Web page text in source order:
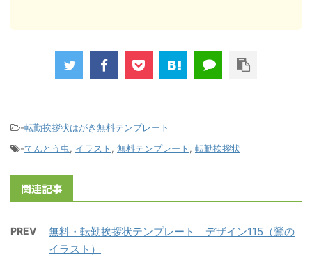
-転勤挨拶状はがき無料テンプレート
-てんとう虫, イラスト , 無料テンプレート , 転勤挨拶状
関連記事
PREV
無料・転勤挨拶状テンプレート デザイン115（鶯の
イラスト）